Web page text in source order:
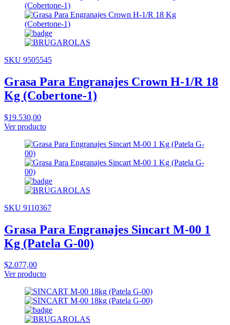
SKU 9505545
Grasa Para Engranajes Crown H-1/R 18
Kg (Cobertone-1)
$19.530,00
Ver producto
SKU 9110367
Grasa Para Engranajes Sincart M-00 1
Kg (Patela G-00)
$2.077,00
Ver producto